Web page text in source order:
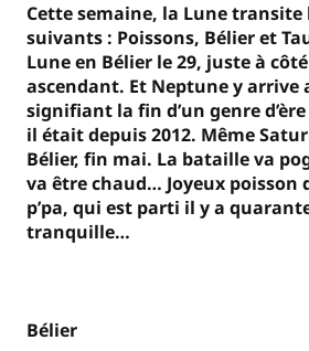
Cette semaine, la Lune transite
suivants : Poissons, Bélier et
Lune en Bélier le 29, juste à
ascendant. Et Neptune y arrive
signifiant la fin d’un genre
il était depuis 2012. Même
Bélier, fin mai. La bataille va
va être chaud… Joyeux poisson
p’pa, qui est parti il y a
tranquille…
Bélier